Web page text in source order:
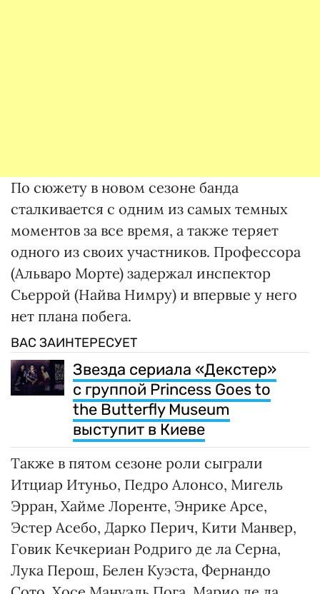
По сюжету в новом сезоне банда
сталкивается с одним из самых темных
моментов за все время, а также теряет
одного из своих участников. Профессора
(Альваро Морте) задержал инспектор
Сьеррой (Найва Нимру) и впервые у него
нет плана побега.
ВАС ЗАИНТЕРЕСУЕТ
Звезда сериала «Декстер»
с группой Princess Goes to
the Butterfly Museum
выступит в Киеве
Также в пятом сезоне роли сыграли
Итциар Итуньо, Педро Алонсо, Мигель
Эрран, Хайме Лоренте, Энрике Арсе,
Эстер Асебо, Дарко Перич, Кити Манвер,
Говик Кечкериан Родриго де ла Серна,
Лука Перош, Белен Куэста, Фернандо